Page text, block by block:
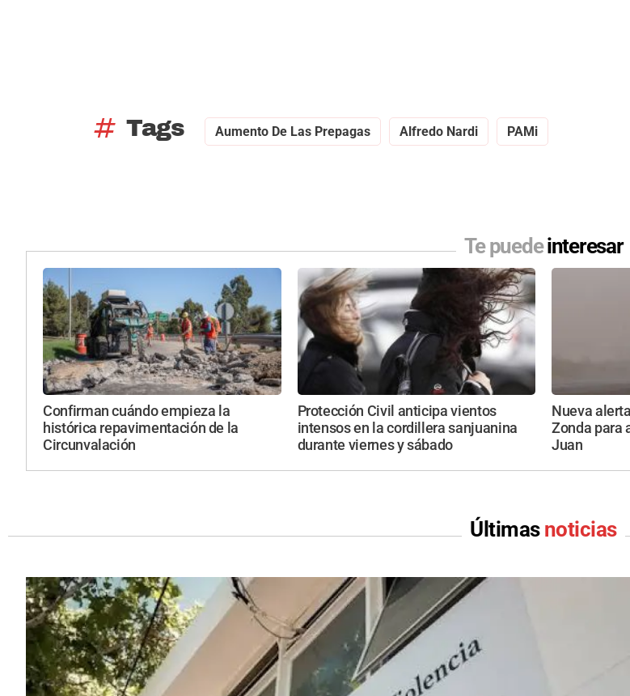
tag Tags Aumento De Las Prepagas Alfredo Nardi PAMi
Te puedeinteresar
Confirman cuándo empieza la
histórica repavimentación de la
Circunvalación
Protección Civil anticipa vientos
intensos en la cordillera sanjuanina
durante viernes y sábado
Nueva
Zonda para
Juan
Últimas noticias